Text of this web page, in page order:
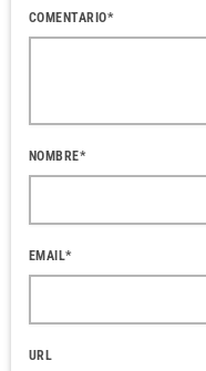
COMENTARIO*
NOMBRE*
EMAIL*
URL